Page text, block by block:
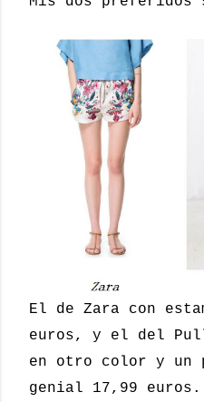
El de Zara con
euros, y el del
en otro color y un
genial 17,99 euros.